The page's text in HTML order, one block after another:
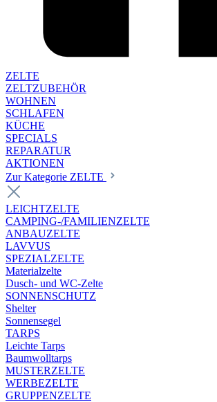
ZELTE
ZELTZUBEHÖR
WOHNEN
SCHLAFEN
KÜCHE
SPECIALS
REPARATUR
AKTIONEN
Zur Kategorie ZELTE
LEICHTZELTE
CAMPING-/FAMILIENZELTE
ANBAUZELTE
LAVVUS
SPEZIALZELTE
Materialzelte
Dusch- und WC-Zelte
SONNENSCHUTZ
Shelter
Sonnensegel
TARPS
Leichte Tarps
Baumwolltarps
MUSTERZELTE
WERBEZELTE
GRUPPENZELTE